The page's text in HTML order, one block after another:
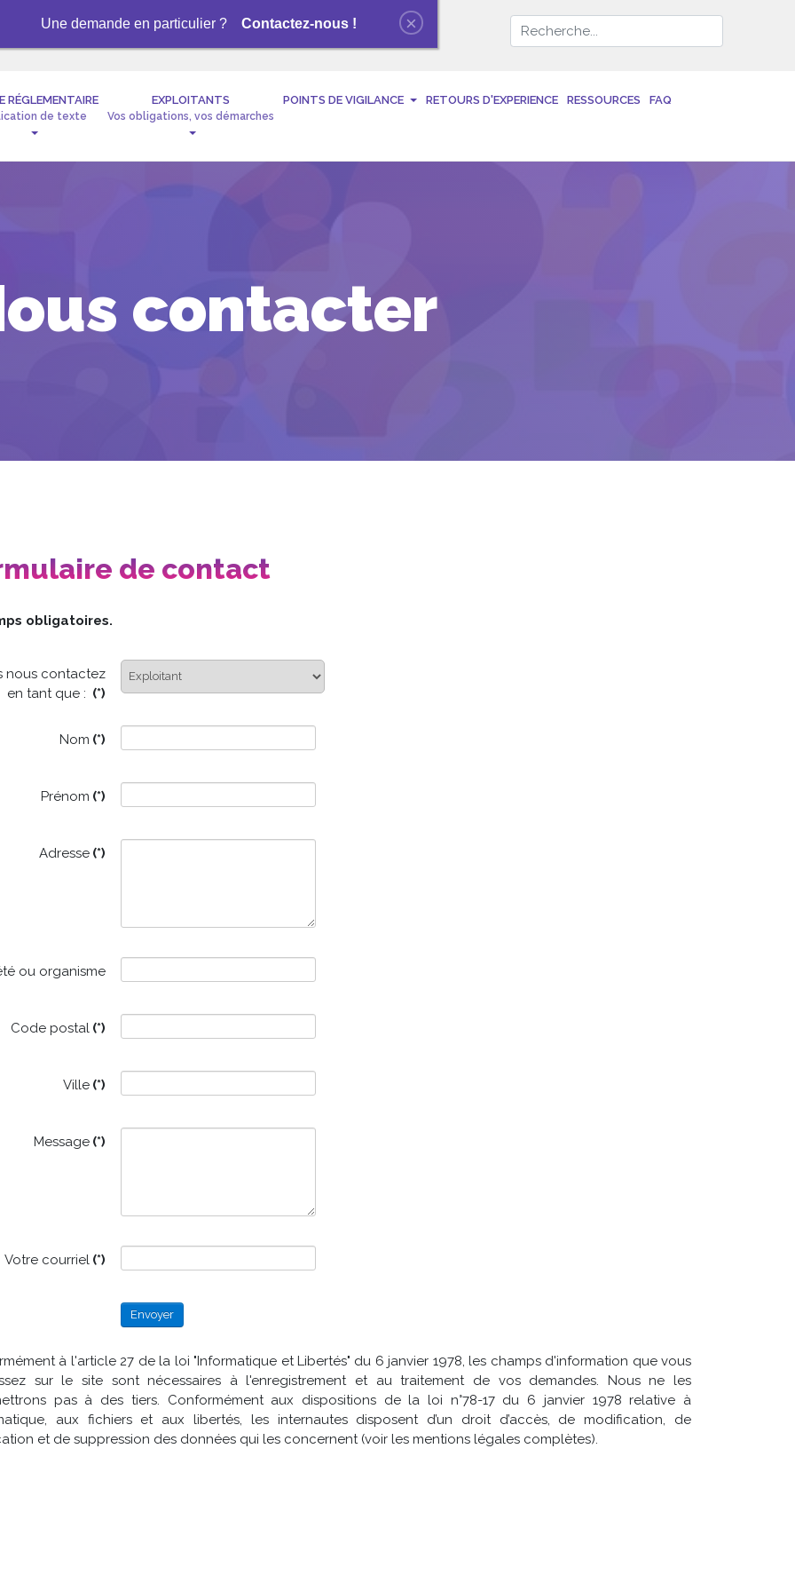
RÉGLEMENTAIRE
de texte
EXPLOITANTS
Vos obligations, vos démarches
POINTS DE VIGILANCE RETOURS D'EXPERIENCE RESSOURCES FAQ
contacter
de contact
obligatoires.
nous contactez
en tant que : (*)
Nom (*)
Prénom (*)
Adresse (*)
ou organisme
Code postal (*)
Ville (*)
Message (*)
Votre courriel (*)
Envoyer
à l'article 27 de la loi "Informatique et Libertés" du 6 janvier 1978, les champs d'information que vous
sur le site sont nécessaires à l'enregistrement et au traitement de vos demandes. Nous ne les
pas à des tiers. Conformément aux dispositions de la loi n°78-17 du 6 janvier 1978 relative à
aux fichiers et aux libertés, les internautes disposent d’un droit d’accès, de modification, de
et de suppression des données qui les concernent (voir les mentions légales complètes).
×
Une demande en particulier ? Contactez-nous !